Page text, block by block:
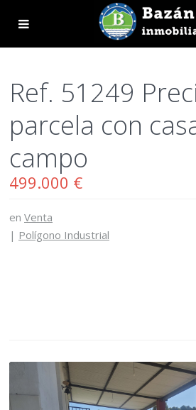
Ref. 51249
parcela con
campo
499.000 €
en Venta
| Polígono Industrial